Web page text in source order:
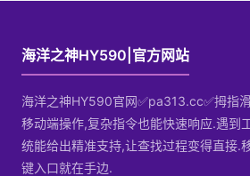
海洋之神HY590|官方网站
海洋之神HY590官网✅pa313.cc✅拇指
移动端操作,复杂指令也能快速响应.遇到
统能给出精准支持,让查找过程变得直接.
键入口就在手边.